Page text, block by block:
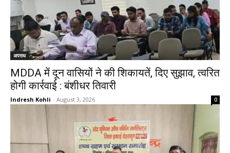
अपराध
MDDA में दून वासियों ने की शिकायतें, दिए सुझाव, त्वरित
होगी कार्रवाई : बंशीधर तिवारी
Indresh Kohli - August 3, 2026 0